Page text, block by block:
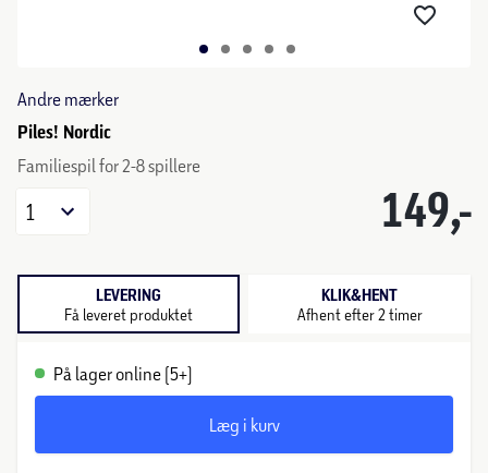
Andre mærker
Piles! Nordic
Familiespil for 2-8 spillere
149,-
1
LEVERING
Få leveret produktet
KLIK&HENT
Afhent efter 2 timer
På lager online (5+)
Læg i kurv